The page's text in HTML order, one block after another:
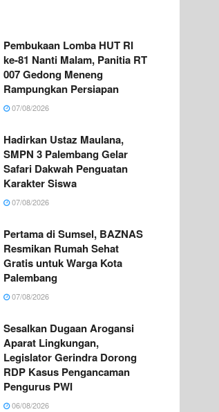
Pembukaan Lomba HUT RI
ke-81 Nanti Malam, Panitia RT
007 Gedong Meneng
Rampungkan Persiapan
07/08/2026
Hadirkan Ustaz Maulana,
SMPN 3 Palembang Gelar
Safari Dakwah Penguatan
Karakter Siswa
07/08/2026
Pertama di Sumsel, BAZNAS
Resmikan Rumah Sehat
Gratis untuk Warga Kota
Palembang
07/08/2026
Sesalkan Dugaan Arogansi
Aparat Lingkungan,
Legislator Gerindra Dorong
RDP Kasus Pengancaman
Pengurus PWI
06/08/2026